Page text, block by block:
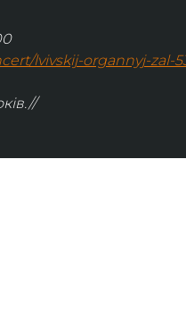
lvivskij-organnyj-zal-